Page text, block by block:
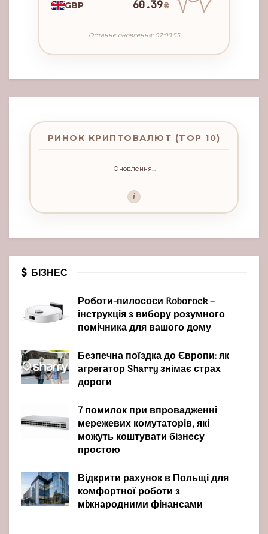
GBP 60.39₴
Останнє оновлення: 02:09:55
РИНОК КРИПТОВАЛЮТ (TOP 10)
Оновлення...
i
БІЗНЕС
Роботи-пилососи Roborock –
інструкція з вибору розумного
помічника для вашого дому
Безпечна поїздка до Європи: як
агрегатор Sharry знімає страх
дороги
7 помилок при впровадженні
мережевих комутаторів, які
можуть коштувати бізнесу
простою
Відкрити рахунок в Польщі для
комфортної роботи з
міжнародними фінансами